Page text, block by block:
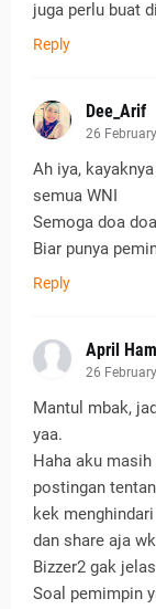
juga perlu buat
Reply
Dee_Arif
26
Ah iya,
semua WNI
Semoga doa
Biar punya
Reply
April
26
Mantul mbak,
yaa.
Haha aku
postingan
kek
dan share aja
Bizzer2 gak
Soal pemimpin